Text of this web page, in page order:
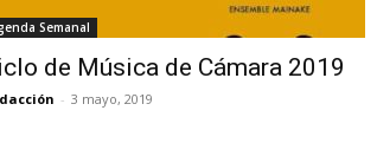
Semanal
de Música de Cámara 2019
- 3 mayo, 2019